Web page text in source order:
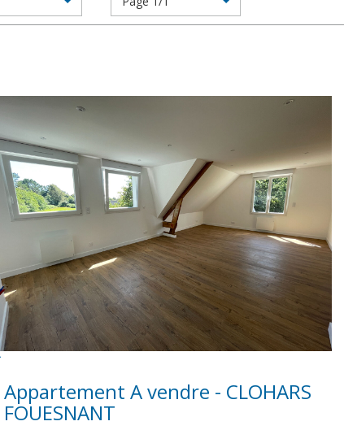
Appartement A vendre - CLOHARS
FOUESNANT